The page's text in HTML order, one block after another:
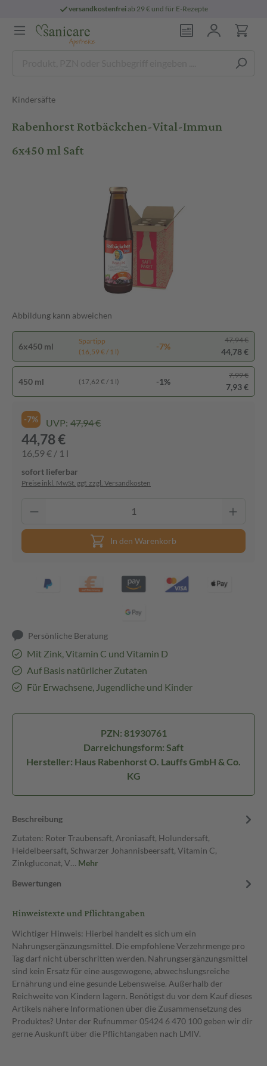
versandkostenfreiab 29 € und für E-Rezepte
Kindersäfte
Rabenhorst Rotbäckchen-Vital-Immun
6x450 ml Saft
Abbildung kann abweichen
6x450 ml
Spartipp
(16,59 € / 1 l)
-7%
47,94 €
44,78 €
450 ml (17,62 € / 1 l) -1%
7,99 €
7,93 €
-7% UVP: 47,94 €
44,78 €
16,59 € / 1 l
sofort lieferbar
Preise inkl. MwSt. ggf. zzgl. Versandkosten
In den Warenkorb
Persönliche Beratung
Mit Zink, Vitamin C und Vitamin D
Auf Basis natürlicher Zutaten
Für Erwachsene, Jugendliche und Kinder
PZN: 81930761
Darreichungsform: Saft
Hersteller: Haus Rabenhorst O. Lauffs GmbH & Co.
KG
Beschreibung
Zutaten: Roter Traubensaft, Aroniasaft, Holundersaft,
Heidelbeersaft, Schwarzer Johannisbeersaft, Vitamin C,
Zinkgluconat, V… Mehr
Bewertungen
Hinweistexte und Pflichtangaben
Wichtiger Hinweis: Hierbei handelt es sich um ein
Nahrungsergänzungsmittel. Die empfohlene Verzehrmenge pro
Tag darf nicht überschritten werden. Nahrungsergänzungsmittel
sind kein Ersatz für eine ausgewogene, abwechslungsreiche
Ernährung und eine gesunde Lebensweise. Außerhalb der
Reichweite von Kindern lagern. Benötigst du vor dem Kauf dieses
Artikels nähere Informationen über die Zusammensetzung des
Produktes? Unter der Rufnummer 05424 6 470 100 geben wir dir
gerne Auskunft über die Pflichtangaben nach LMIV.